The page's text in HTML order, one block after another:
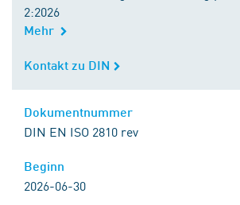
2:2026
Mehr
Kontakt zu DIN
Kontakt zu DIN
Dokumentnummer
DIN EN ISO 2810 rev
Beginn
2026-06-30